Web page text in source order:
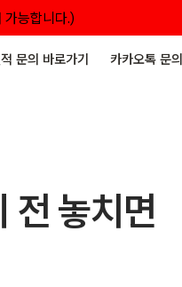
능합니다.)
문의 바로가기 카카오톡 문의
전 놓치면